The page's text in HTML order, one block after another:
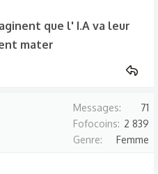
que l' I.A va leur
mater
Messages
71
Fofocoins
2 839
Genre
Femme